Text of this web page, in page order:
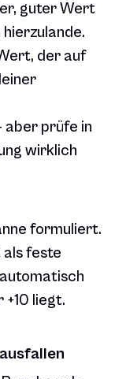
guter Wert
der auf
aber prüfe in
wirklich
formuliert.
als feste
+10 liegt.